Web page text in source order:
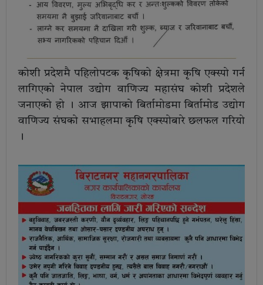
कोशी प्रदेशमै पहिलोपटक कृषिको क्षेत्रमा कृषि एक्स्पो गर्न
लागिएको नेपाल उद्योग वाणिज्य महासंघ कोशी प्रदेशले
जनाएको हो । आज झापाको बिर्तामोडमा बिर्तामोड उद्योग
वाणिज्य संघको सभाहलमा कृषि एक्स्पोबारे छलफल गरियो
।